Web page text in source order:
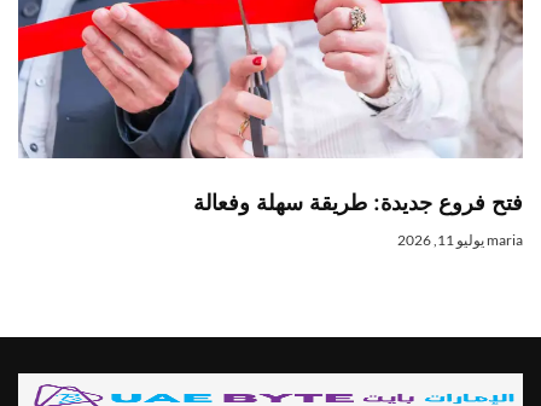
فتح فروع جديدة: طريقة سهلة وفعالة
mariaيوليو 11, 2026